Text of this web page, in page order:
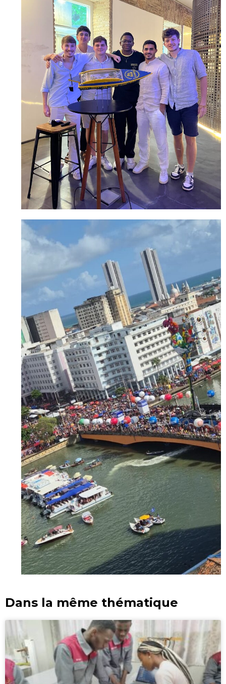
Dans la même thématique